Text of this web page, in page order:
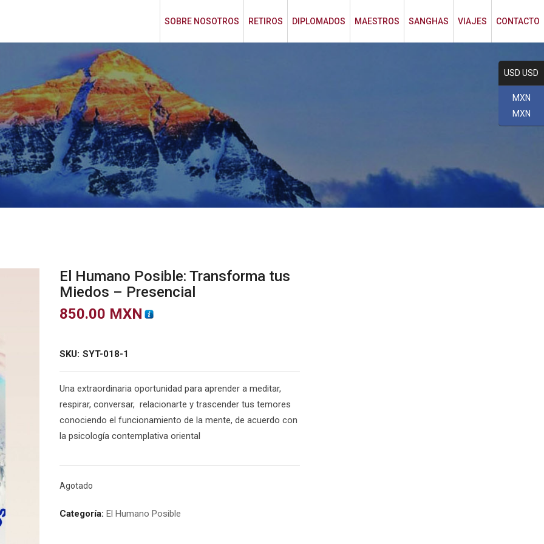
SOBRE NOSOTROS RETIROS DIPLOMADOS MAESTROS SANGHAS VIAJES CONTACTO
El Humano Posible: Transforma tus
Miedos – Presencial
850.00 MXN
SKU: SYT-018-1
Una extraordinaria oportunidad para aprender a meditar,
respirar, conversar, relacionarte y trascender tus temores
conociendo el funcionamiento de la mente, de acuerdo con
la psicología contemplativa oriental
Agotado
Categoría: El Humano Posible
USD USD
MXN
MXN